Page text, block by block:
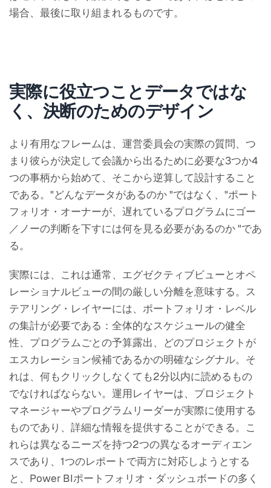
場合、最後に取り組まれるものです。
実際に役立つことデータではな
く、決断のためのデザイン
より有用なフレームは、運営委員会の実際の質問、つ
まり彼らが決定して会議から出るために必要な3つか4
つの事柄から始めて、そこから逆算して設計すること
である。"どんなデータがあるのか "ではなく、"ポート
フォリオ・オーナーが、遅れているプログラムにゴー
／ノーの判断を下すには何を見る必要があるのか "であ
る。
実際には、これは通常、エグゼクティブビューとオペ
レーショナルビューの間の厳しい分離を意味する。ス
テアリング・レイヤーには、ポートフォリオ・レベル
の集計が必要である：全体的なスケジュールの健全
性、プログラムごとの予算露出、どのプロジェクトが
エスカレーション候補であるかの明確なシグナル。そ
れは、何もクリックしなくても2分以内に読めるもの
でなければならない。運用レイヤーは、プロジェクト
マネージャーやプログラムリーダーが実際に使用する
ものであり、詳細な情報を提供することができる。こ
れらは異なるニーズを持つ2つの異なるオーディエン
スであり、1つのレポートで両方に対応しようとする
と、Power BIポートフォリオ・ダッシュボードの多く